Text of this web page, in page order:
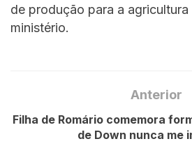
de produção para a agricultura
ministério.
Anterior
Filha de Romário comemora
de Down nunca me